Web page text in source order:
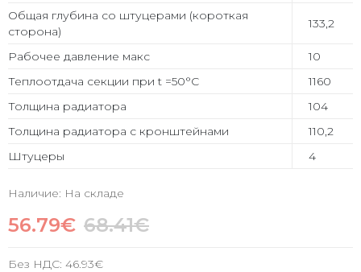
Общая глубина со штуцерами (короткая
сторона)
133,2
Рабочее давление макс
10
Теплоотдача секции при t =50°С
1160
Толщина радиатора
104
Толщина радиатора с кронштейнами
110,2
Штуцеры
4
Наличие: На складе
56.79€ 68.41€
Без НДС: 46.93€